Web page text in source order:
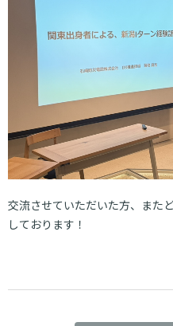
交流させていただいた方、また
しております！